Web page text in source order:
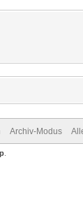
Archiv-Modus
.